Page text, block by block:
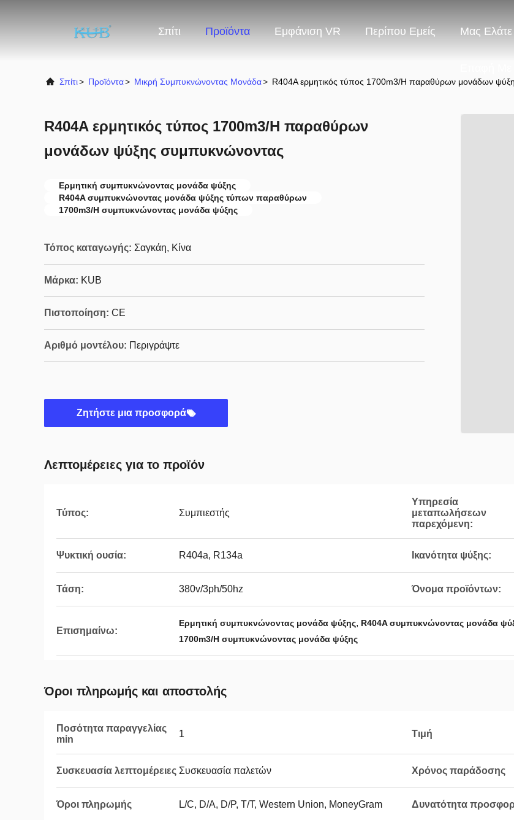
Σπίτι Προϊόντα Εμφάνιση VR Περίπου Εμείς Μας
Σπίτι> Προϊόντα> Μικρή Συμπυκνώνοντας Μονάδα> R404A ερμητικός τύπος 1700m3/H παραθύρων μονάδων
R404A ερμητικός τύπος 1700m3/H παραθύρων
μονάδων ψύξης συμπυκνώνοντας
Ερμητική συμπυκνώνοντας μονάδα ψύξης
R404A συμπυκνώνοντας μονάδα ψύξης τύπων παραθύρων
1700m3/H συμπυκνώνοντας μονάδα ψύξης
Τόπος καταγωγής: Σαγκάη, Κίνα
Μάρκα: KUB
Πιστοποίηση: CE
Αριθμό μοντέλου: Περιγράψτε
Ζητήστε μια προσφορά
Λεπτομέρειες για το προϊόν
Τύπος: Συμπιεστής
Υπηρεσία
μεταπωλήσεων
παρεχόμενη:
Ψυκτική ουσία: R404a, R134a Ικανότητα ψύξης:
Τάση: 380v/3ph/50hz Όνομα προϊόντων:
Επισημαίνω:
Ερμητική συμπυκνώνοντας μονάδα ψύξης, R404A συμπυκνώνοντας μονάδα
1700m3/H συμπυκνώνοντας μονάδα ψύξης
Όροι πληρωμής και αποστολής
Ποσότητα παραγγελίας
min
1 Τιμή
Συσκευασία λεπτομέρειες Συσκευασία παλετών Χρόνος παράδοσης
Όροι πληρωμής L/C, D/A, D/P, T/T, Western Union, MoneyGram Δυνατότητα